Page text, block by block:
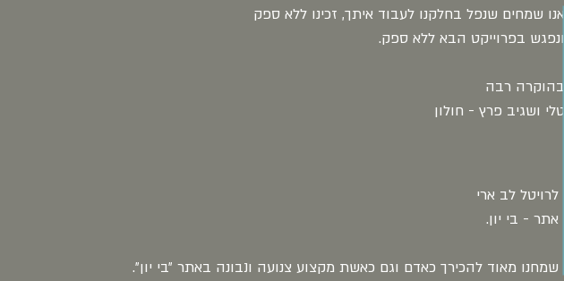
אנו שמחים שנפל בחלקנו לעבוד איתך, זכינו ללא ספק
ונפגש בפרוייקט הבא ללא ספק.
בהוקרה רבה
טלי ושגיב פרץ - חולון
לרויטל לב ארי
אתר - בי יון.
שמחנו מאוד להכירך כאדם וגם כאשת מקצוע צנועה ונבונה באתר ״בי יון״.